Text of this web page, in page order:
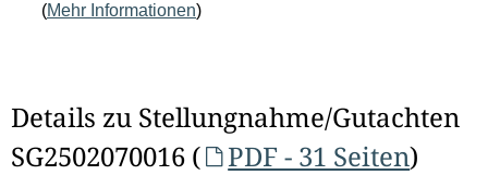
(Mehr Informationen)
Details zu Stellungnahme/Gutachten
SG2502070016 (
PDF - 31 Seiten)